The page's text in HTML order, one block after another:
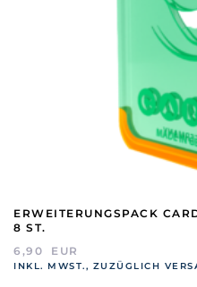
ERWEITERUNGSPACK
8 ST.
6,90
EUR
INKL. MWST., ZUZÜGLICH